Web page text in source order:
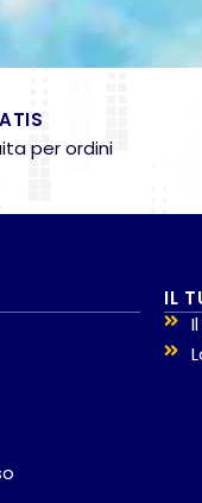
per ordini
IL